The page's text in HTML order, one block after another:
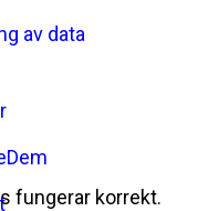
av data
fungerar korrekt.